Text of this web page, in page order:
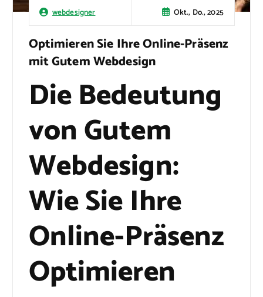
webdesigner Okt., Do., 2025
Optimieren Sie Ihre Online-Präsenz
mit Gutem Webdesign
Die Bedeutung
von Gutem
Webdesign:
Wie Sie Ihre
Online-Präsenz
Optimieren